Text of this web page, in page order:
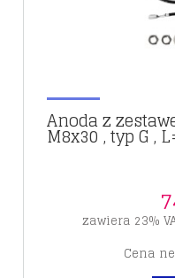
Anoda z
M8x30 , typ G ,
zawiera 23%
Cena